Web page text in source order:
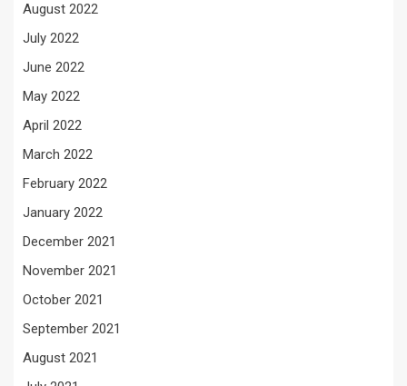
August 2022
July 2022
June 2022
May 2022
April 2022
March 2022
February 2022
January 2022
December 2021
November 2021
October 2021
September 2021
August 2021